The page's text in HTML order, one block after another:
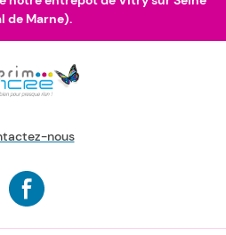
de Marne).
nous